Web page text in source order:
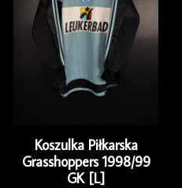
Koszulka Piłkarska
Grasshoppers 1998/99
GK [L]